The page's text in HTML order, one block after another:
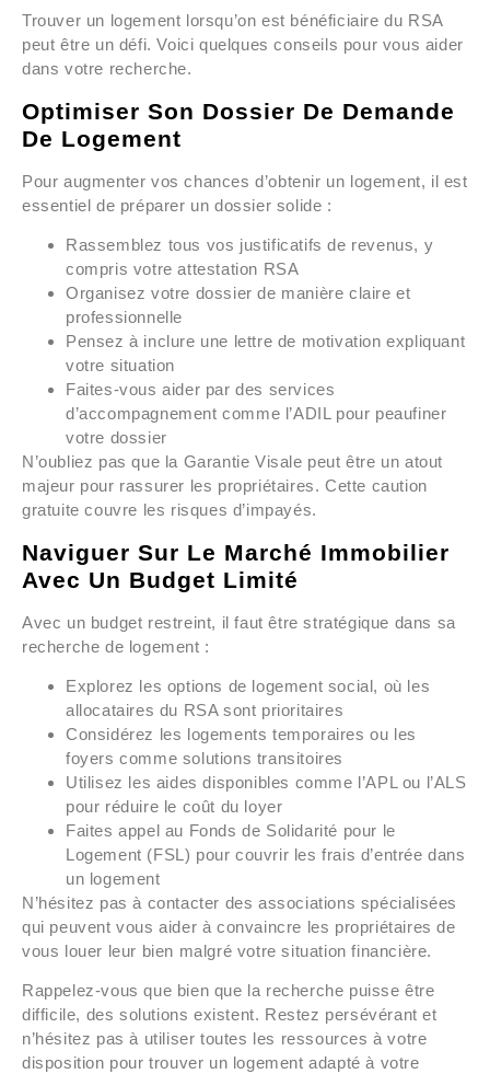
Trouver un logement lorsqu’on est bénéficiaire du RSA
peut être un défi. Voici quelques conseils pour vous aider
dans votre recherche.
Optimiser Son Dossier De Demande
De Logement
Pour augmenter vos chances d’obtenir un logement, il est
essentiel de préparer un dossier solide :
Rassemblez tous vos justificatifs de revenus, y
compris votre attestation RSA
Organisez votre dossier de manière claire et
professionnelle
Pensez à inclure une lettre de motivation expliquant
votre situation
Faites-vous aider par des services
d’accompagnement comme l’ADIL pour peaufiner
votre dossier
N’oubliez pas que la Garantie Visale peut être un atout
majeur pour rassurer les propriétaires. Cette caution
gratuite couvre les risques d’impayés.
Naviguer Sur Le Marché Immobilier
Avec Un Budget Limité
Avec un budget restreint, il faut être stratégique dans sa
recherche de logement :
Explorez les options de logement social, où les
allocataires du RSA sont prioritaires
Considérez les logements temporaires ou les
foyers comme solutions transitoires
Utilisez les aides disponibles comme l’APL ou l’ALS
pour réduire le coût du loyer
Faites appel au Fonds de Solidarité pour le
Logement (FSL) pour couvrir les frais d’entrée dans
un logement
N’hésitez pas à contacter des associations spécialisées
qui peuvent vous aider à convaincre les propriétaires de
vous louer leur bien malgré votre situation financière.
Rappelez-vous que bien que la recherche puisse être
difficile, des solutions existent. Restez persévérant et
n’hésitez pas à utiliser toutes les ressources à votre
disposition pour trouver un logement adapté à votre